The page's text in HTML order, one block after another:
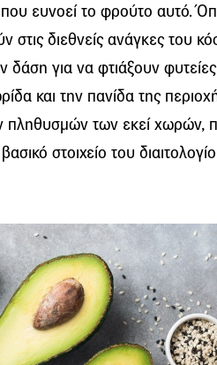
που ευνοεί το φρούτο αυτό.
στις διεθνείς ανάγκες του
δάση για να φτιάξουν
και την πανίδα της
πληθυσμών των εκεί χωρών,
στοιχείο του